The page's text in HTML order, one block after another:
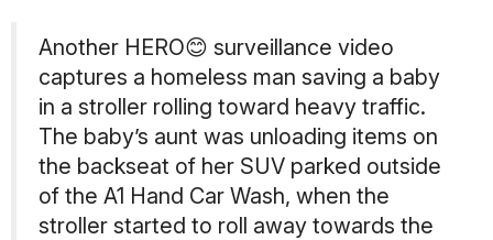
Another HERO😊 surveillance video
captures a homeless man saving a baby
in a stroller rolling toward heavy traffic.
The baby’s aunt was unloading items on
the backseat of her SUV parked outside
of the A1 Hand Car Wash, when the
stroller started to roll away towards the